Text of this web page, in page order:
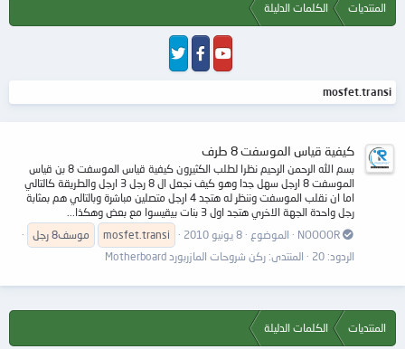
المنتديات الكلمات الدليلة
mosfet.transi
كيفية قياس الموسفت 8 طرف
بسم الله الرحمن الرحيم نظرا لطلب الكثيرون كيفية قياس الموسفت 8 بن قياس
الموسفت 8 ارجل سهل جدا وهو كيف نجعل ال 8 رجل 3 ارجل والطريقة كالتالي
اما ان نقلب الموسفت وننظر له هتجد 4 ارجل متصلين مباشرة وبالتالي هم بمثابة
رجل واحدة الجهة الاخري هتجد اول 3 بنات بيقيسوا مع بعض وهكذا...
NOOOOR
الموضوع 8 يونيو 2010 mosfet.transi
موسف8 رجل
الردود: 20
المنتدى: ركن شروحات المازربورد Motherboard
المنتديات الكلمات الدليلة